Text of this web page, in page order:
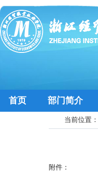
首页 部门简介
当前位置：
附件：